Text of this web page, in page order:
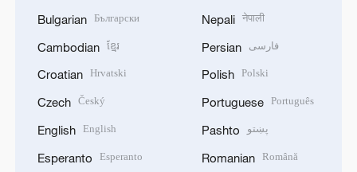
Bulgarian Български
Cambodian ខ្មែរ
Croatian Hrvatski
Czech Český
English English
Esperanto Esperanto
Nepali नेपाली
Persian فارسی
Polish Polski
Portuguese Português
Pashto پښتو
Romanian Română